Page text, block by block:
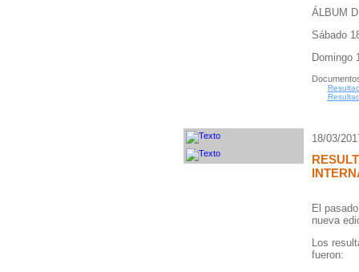
ÁLBUM
Sábado
Domingo
18/03/
El
nueva
Los
fueron: